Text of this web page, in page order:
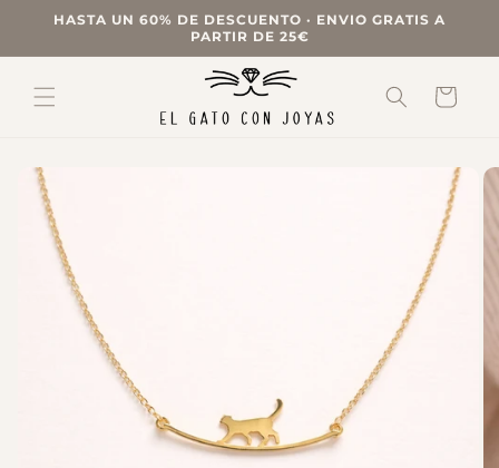
directamente
HASTA UN 60% DE DESCUENTO · ENVIO GRATIS A
PARTIR DE 25€
Carrito
directamente
información
del producto